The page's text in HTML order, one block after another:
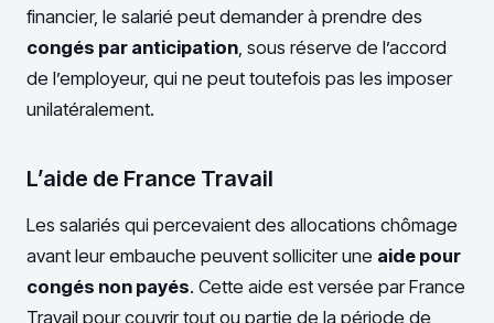
financier, le salarié peut demander à prendre des
congés par anticipation, sous réserve de l’accord
de l’employeur, qui ne peut toutefois pas les imposer
unilatéralement.
L’aide de France Travail
Les salariés qui percevaient des allocations chômage
avant leur embauche peuvent solliciter une aide pour
congés non payés. Cette aide est versée par France
Travail pour couvrir tout ou partie de la période de